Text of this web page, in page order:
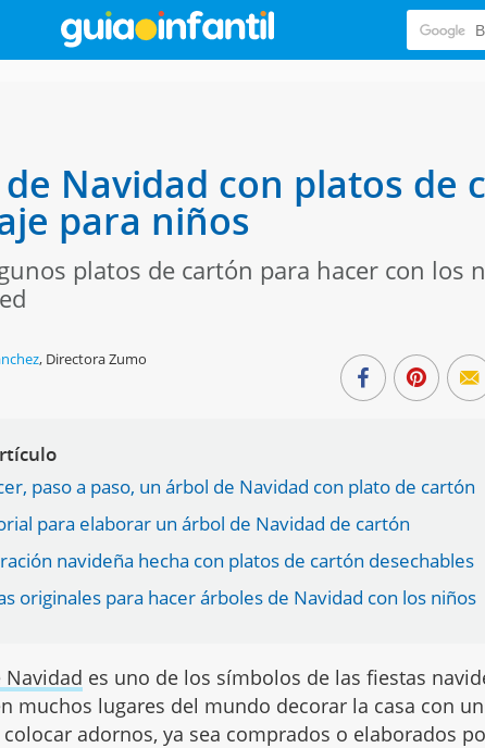
Navidad con platos de
para niños
platos de cartón para hacer con
, Directora Zumo
paso a paso, un árbol de Navidad con plato de cartón
para elaborar un árbol de Navidad de cartón
navideña hecha con platos de cartón desechables
originales para hacer árboles de Navidad con los niños
Navidad es uno de los símbolos de las fiestas
muchos lugares del mundo decorar la casa con
adornos, ya sea comprados o elaborados